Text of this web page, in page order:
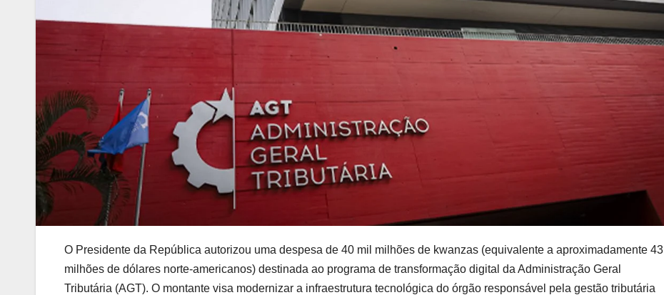
O Presidente da República autorizou uma despesa de 40 mil milhões de kwanzas (equivalente a aproximadamente 43
milhões de dólares norte-americanos) destinada ao programa de transformação digital da Administração Geral
Tributária (AGT). O montante visa modernizar a infraestrutura tecnológica do órgão responsável pela gestão tributária